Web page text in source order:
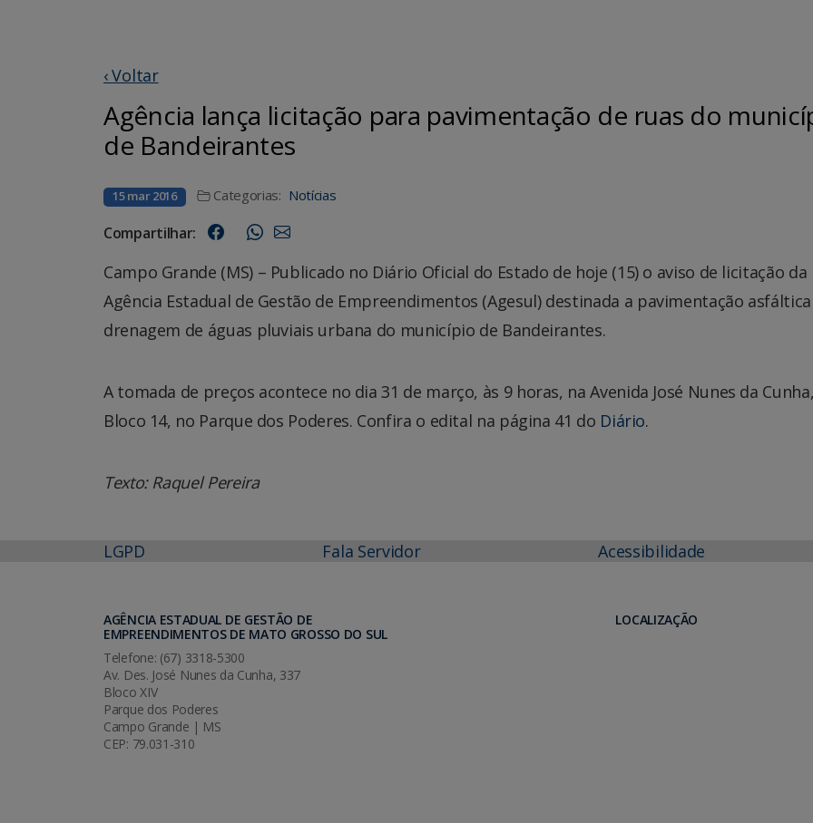
‹ Voltar
Agência lança licitação para pavimentação de ruas do
de Bandeirantes
15 mar 2016 Categorias: Notícias
Compartilhar:
Campo Grande (MS) – Publicado no Diário Oficial do Estado de hoje (15) o aviso de licitação da
Agência Estadual de Gestão de Empreendimentos (Agesul) destinada a pavimentação
drenagem de águas pluviais urbana do município de Bandeirantes.
A tomada de preços acontece no dia 31 de março, às 9 horas, na Avenida José Nunes da Cunha,
Bloco 14, no Parque dos Poderes. Confira o edital na página 41 do Diário.
Texto: Raquel Pereira
LGPD Fala Servidor Acessibilidade
AGÊNCIA ESTADUAL DE GESTÃO DE
EMPREENDIMENTOS DE MATO GROSSO DO SUL
Telefone: (67) 3318-5300
Av. Des. José Nunes da Cunha, 337
Bloco XIV
Parque dos Poderes
Campo Grande | MS
CEP: 79.031-310
LOCALIZAÇÃO